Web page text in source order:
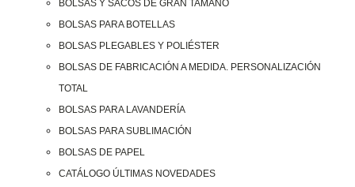
BOLSAS Y SACOS DE GRAN TAMAÑO
BOLSAS PARA BOTELLAS
BOLSAS PLEGABLES Y POLIÉSTER
BOLSAS DE FABRICACIÓN A MEDIDA. PERSONALIZACIÓN
TOTAL
BOLSAS PARA LAVANDERÍA
BOLSAS PARA SUBLIMACIÓN
BOLSAS DE PAPEL
CATÁLOGO ÚLTIMAS NOVEDADES